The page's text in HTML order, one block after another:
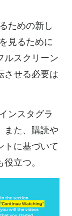
ための新し
見るために
ルスクリーン
させる必要は
ンスタグラ
また、購読や
トに基づいて
立つ。